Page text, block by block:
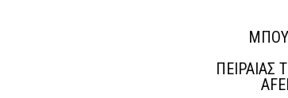
ΠΕΙΡΑΙΑΣ